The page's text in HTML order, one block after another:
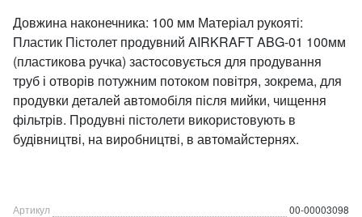
Довжина наконечника: 100 мм Матеріал рукояті:
Пластик Пістолет продувний AIRKRAFT ABG-01 100мм
(пластикова ручка) застосовується для продування
труб і отворів потужним потоком повітря, зокрема, для
продувки деталей автомобіля після мийки, чищення
фільтрів. Продувні пістолети використовують в
будівництві, на виробництві, в автомайстернях.
Артикул
00-00003098